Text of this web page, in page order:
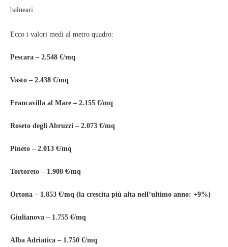
balneari.
Ecco i valori medi al metro quadro:
Pescara – 2.548 €/mq
Vasto – 2.438 €/mq
Francavilla al Mare – 2.155 €/mq
Roseto degli Abruzzi – 2.073 €/mq
Pineto – 2.013 €/mq
Tortoreto – 1.900 €/mq
Ortona – 1.853 €/mq (la crescita più alta nell’ultimo anno: +9%)
Giulianova – 1.755 €/mq
Alba Adriatica – 1.750 €/mq